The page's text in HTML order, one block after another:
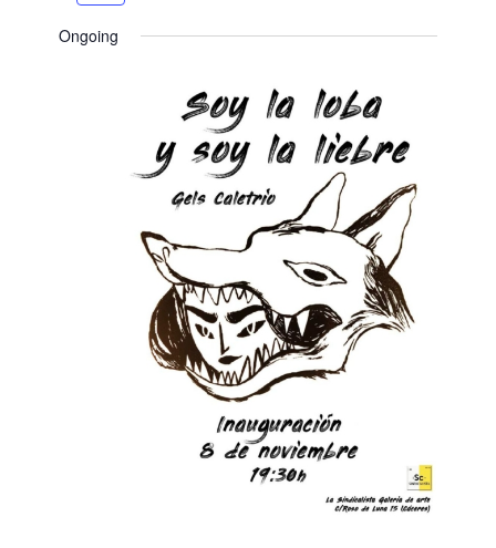
vistas
Eventos
Ongoing